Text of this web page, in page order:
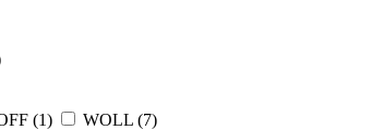
(1) WOLL (7)